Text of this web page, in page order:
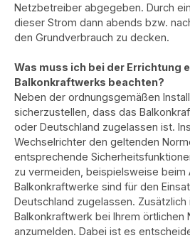
Netzbetreiber abgegeben. Durch
dieser Strom dann abends bzw.
den Grundverbrauch zu decken.
Was muss ich bei der Errichtung
Balkonkraftwerks beachten?
Neben der ordnungsgemäßen
sicherzustellen, dass das
oder Deutschland zugelassen ist.
Wechselrichter den geltenden
entsprechende
zu vermeiden, beispielsweise beim
Balkonkraftwerke sind für den
Deutschland zugelassen.
Balkonkraftwerk bei Ihrem örtlichen
anzumelden. Dabei ist es